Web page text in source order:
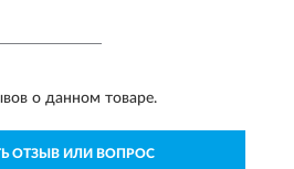
о данном товаре.
ОТЗЫВ ИЛИ ВОПРОС